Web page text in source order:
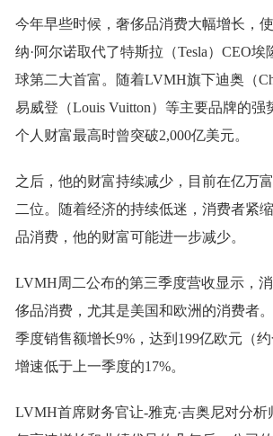
今年早些时候，奢侈品消费大幅增长，
纳·阿尔诺取代了特斯拉（Tesla）CEO埃
球第二大首富。随着LVMH旗下迪奥（
易威登（Louis Vuitton）等主要品牌的强
个人财富最高时曾突破2,000亿美元。
之后，他的财富持续减少，目前在亿万
二位。随着经济的持续低迷，消费者紧
品消费，他的财富可能进一步减少。
LVMH周二公布的第三季度营收显示，
侈品消费，尤其是美国和欧洲的消费者
季度销售额增长9%，达到199亿欧元（约
增速低于上一季度的17%。
LVMH首席财务官让-雅克·吉奥尼对分析